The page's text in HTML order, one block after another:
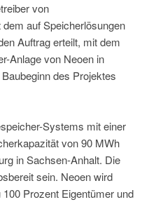
von
auf Speicherlösungen
Auftrag erteilt, mit dem
Anlage von Neoen in
des Projektes
Systems mit einer
von 90 MWh
in Sachsen-Anhalt. Die
sein. Neoen wird
Prozent Eigentümer und